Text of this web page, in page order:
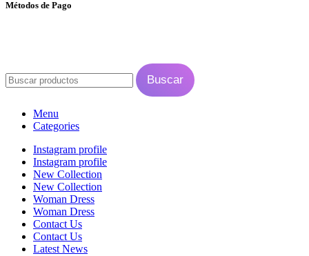
Métodos de Pago
Buscar
Menu
Categories
Instagram profile
Instagram profile
New Collection
New Collection
Woman Dress
Woman Dress
Contact Us
Contact Us
Latest News